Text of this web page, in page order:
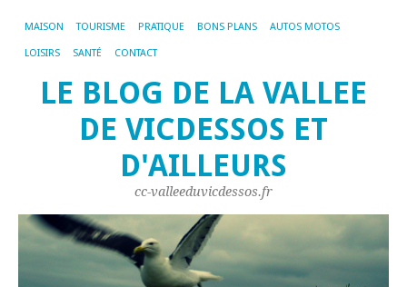
MAISON TOURISME PRATIQUE BONS PLANS AUTOS MOTOS
LOISIRS SANTÉ CONTACT
LE BLOG DE LA VALLEE
DE VICDESSOS ET
D'AILLEURS
cc-valleeduvicdessos.fr